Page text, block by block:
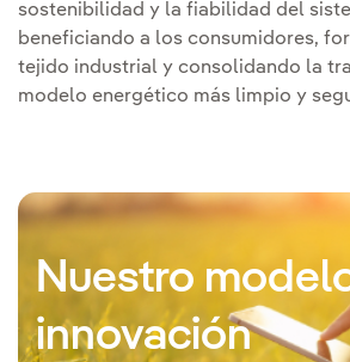
sostenibilidad y la fiabilidad del
beneficiando a los consumidores,
tejido industrial y consolidando la
modelo energético más limpio y
Nuestro
innovación